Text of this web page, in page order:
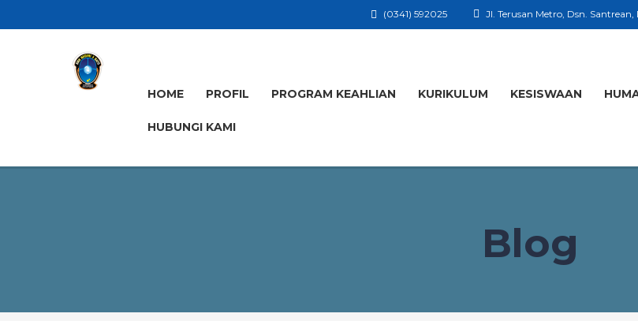
Jl. Terusan Metro, Dsn.
(0341) 592025
HOME PROFIL PROGRAM KEAHLIAN KURIKULUM KESISWAAN
HUBUNGI KAMI
Blog